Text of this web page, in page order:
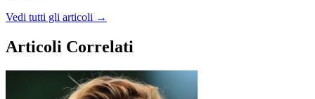
Vedi tutti gli articoli →
Articoli Correlati